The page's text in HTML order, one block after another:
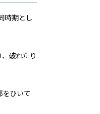
時期とし
破れたり
ひいて